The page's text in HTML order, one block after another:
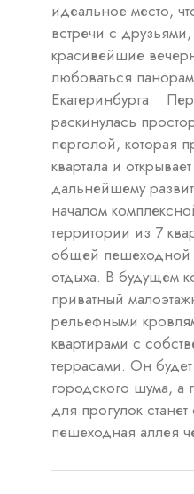
идеальное место,
встречи с друзьями,
красивейшие
любоваться
Екатеринбурга.
раскинулась
перголой, которая
квартала и
дальнейшему
началом
территории из 7
общей пешеходной
отдыха. В будущем
приватный
рельефными
квартирами с
террасами. Он
городского шума, а
для прогулок
пешеходная аллея